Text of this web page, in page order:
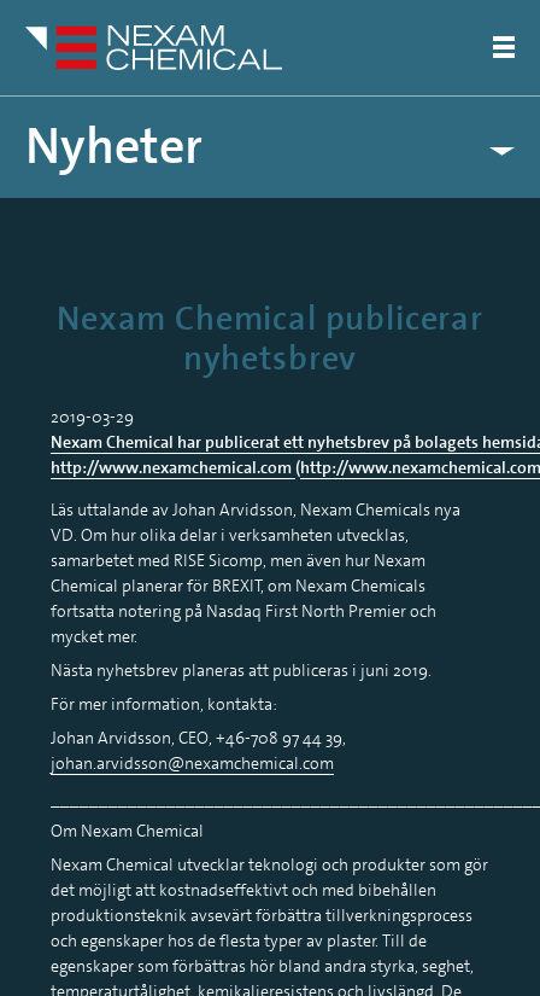
Nyheter
Nexam Chemical publicerar
nyhetsbrev
2019-03-29
Nexam Chemical har publicerat ett nyhetsbrev på bolagets
http://www.nexamchemical.com (http://
Läs uttalande av Johan Arvidsson, Nexam Chemicals nya
VD. Om hur olika delar i verksamheten utvecklas,
samarbetet med RISE Sicomp, men även hur Nexam
Chemical planerar för BREXIT, om Nexam Chemicals
fortsatta notering på Nasdaq First North Premier och
mycket mer.
Nästa nyhetsbrev planeras att publiceras i juni 2019.
För mer information, kontakta:
Johan Arvidsson, CEO, +46-708 97 44 39,
johan.arvidsson@nexamchemical.com
Om Nexam Chemical
Nexam Chemical utvecklar teknologi och produkter som gör
det möjligt att kostnadseffektivt och med bibehållen
produktionsteknik avsevärt förbättra tillverkningsprocess
och egenskaper hos de flesta typer av plaster. Till de
egenskaper som förbättras hör bland andra styrka, seghet,
temperaturtålighet, kemikalieresistens och livslängd. De